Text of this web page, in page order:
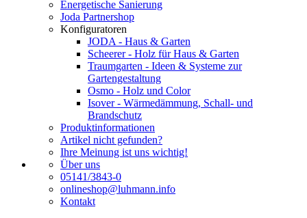
Energetische Sanierung
Joda Partnershop
Konfiguratoren
JODA - Haus & Garten
Scheerer - Holz für Haus & Garten
Traumgarten - Ideen & Systeme zur
Gartengestaltung
Osmo - Holz und Color
Isover - Wärmedämmung, Schall- und
Brandschutz
Produktinformationen
Artikel nicht gefunden?
Ihre Meinung ist uns wichtig!
Über uns
05141/3843-0
onlineshop@luhmann.info
Kontakt